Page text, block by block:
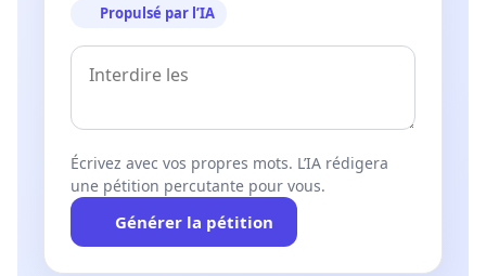
Propulsé par l’IA
Écrivez avec vos propres mots. L’IA rédigera
une pétition percutante pour vous.
Générer la pétition